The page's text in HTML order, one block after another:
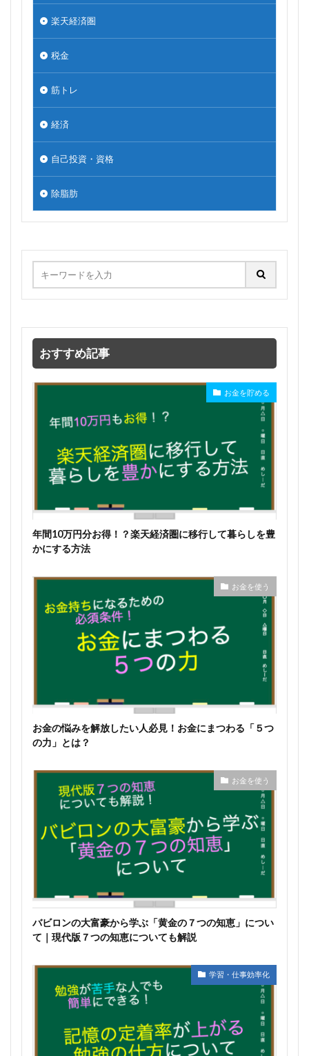
楽天経済圏
税金
筋トレ
経済
自己投資・資格
除脂肪
おすすめ記事
お金を貯める
年間10万円分お得！？楽天経済圏に移行して暮らしを豊
かにする方法
お金を使う
お金の悩みを解放したい人必見！お金にまつわる「５つ
の力」とは？
お金を使う
バビロンの大富豪から学ぶ「黄金の７つの知恵」につい
て｜現代版７つの知恵についても解説
学習・仕事効率化